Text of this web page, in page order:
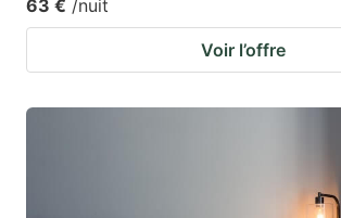
63 € /nuit
Voir l’offre